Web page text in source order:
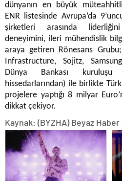
dünyanın en büyük
ENR listesinde Avrupa’da
şirketleri arasında
deneyimini, ileri mühendislik
araya getiren Rönesans
Infrastructure, Sojitz,
Dünya Bankası
hissedarlarından) ile birlikte
projelere yaptığı 8 milyar
dikkat çekiyor.
Kaynak: (BYZHA) Beyaz Haber